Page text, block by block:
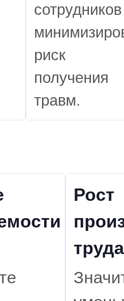
риск
получения
травм.
Рост
труда